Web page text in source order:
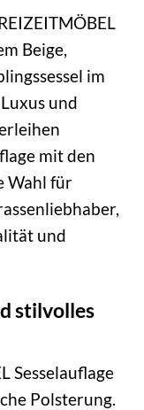
Beige,
im
und
mit den
Wahl für
und
stilvolles
Sesselauflage
Polsterung.